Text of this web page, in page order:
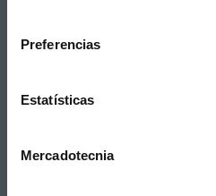
Preferencias
Estatísticas
Mercadotecnia
Síguenos